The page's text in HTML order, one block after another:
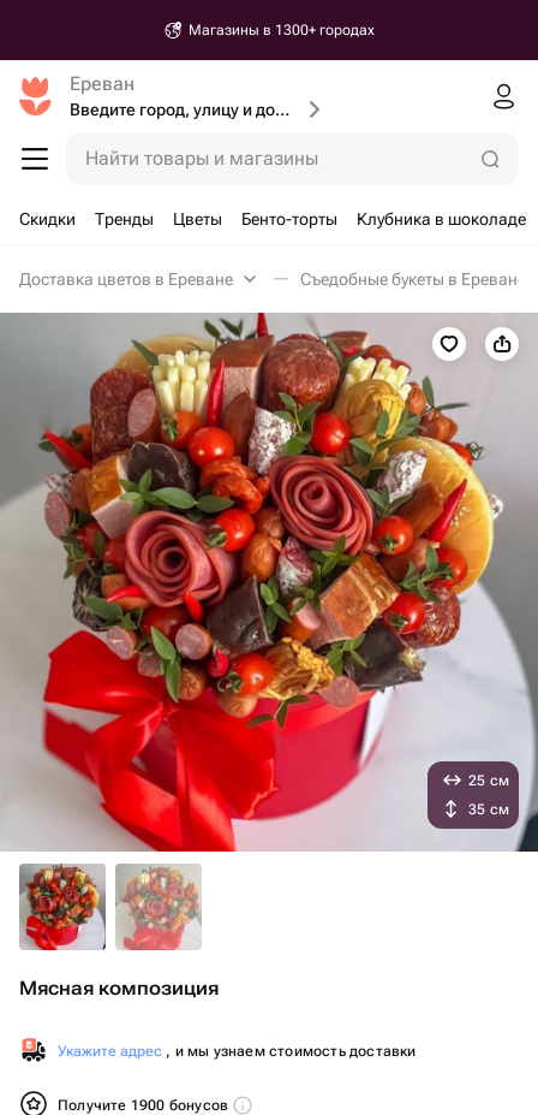
Магазины в 1300+ городах
Ереван
Введите город, улицу и дом доставки
Найти товары и магазины
Скидки Тренды Цветы Бенто-торты Клубника в шоколаде
Доставка цветов в Ереване Съедобные букеты в Ереване
Мясная композиция
Укажите адрес , и мы узнаем стоимость доставки
Получите 1900 бонусов
25 см
35 см